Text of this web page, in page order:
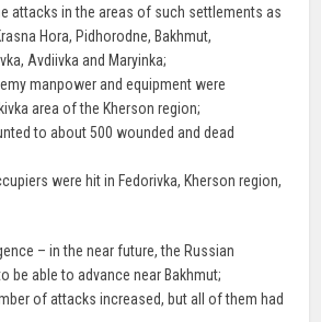
attacks in the areas of such settlements as
Hora, Pidhorodne, Bakhmut,
Avdiivka and Maryinka;
manpower and equipment were
area of the Kherson region;
to about 500 wounded and dead
were hit in Fedorivka, Kherson region,
– in the near future, the Russian
be able to advance near Bakhmut;
of attacks increased, but all of them had